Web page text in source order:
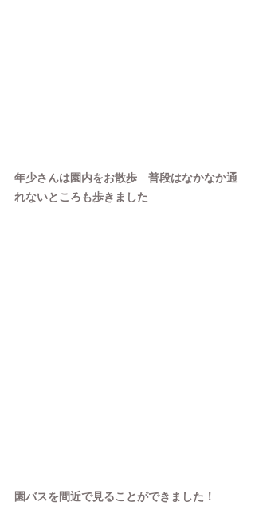
年少さんは園内をお散歩　普段はなかなか通
れないところも歩きました
園バスを間近で見ることができました！